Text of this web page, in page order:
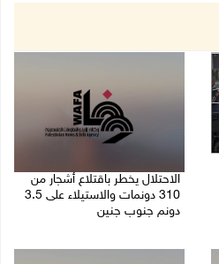
الاحتلال يخطر باقتلاع أشجار من
310 دونمات والاستيلاء على 3.5
دونم جنوب جنين